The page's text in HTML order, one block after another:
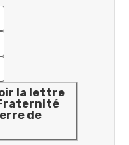
la lettre
de